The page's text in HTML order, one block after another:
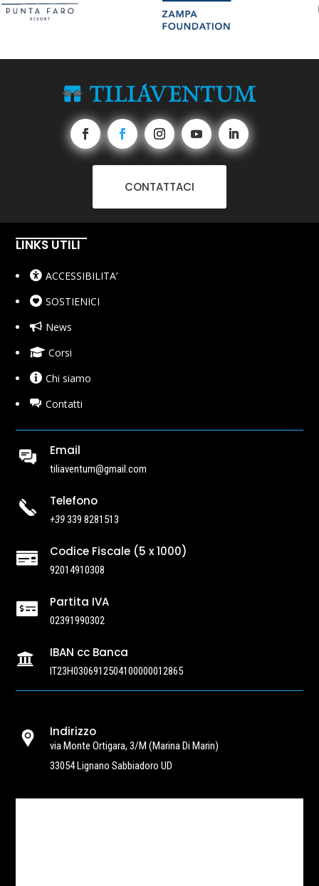
CONTATTACI
LINKS UTILI
ACCESSIBILITA’
SOSTIENICI
News
Corsi
Chi siamo
Contatti
Email
tiliaventum@gmail.com
Telefono
+39339 8281513
 Codice Fiscale (5 x 1000)
92014910308
 Partita IVA
02391990302
 IBAN cc Banca
IT23H0306912504100000012865
Indirizzo
via Monte Ortigara, 3/M (Marina Di Marin)
33054 Lignano Sabbiadoro UD